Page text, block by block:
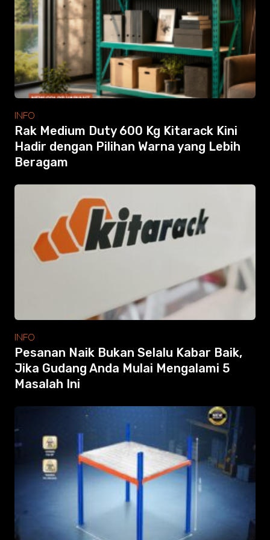
Modular Mezanine
Accessories
Info
Gallery
Photo
Video
Tutorial
Clients
Contact
INFO
Rak Medium Duty 600 Kg Kitarack Kini
Hadir dengan Pilihan Warna yang Lebih
Beragam
INFO
Pesanan Naik Bukan Selalu Kabar Baik,
Jika Gudang Anda Mulai Mengalami 5
Masalah Ini
Search